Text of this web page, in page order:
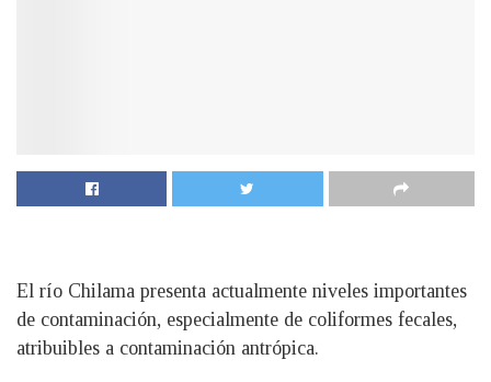
El río Chilama presenta actualmente niveles importantes
de contaminación, especialmente de coliformes fecales,
atribuibles a contaminación antrópica.